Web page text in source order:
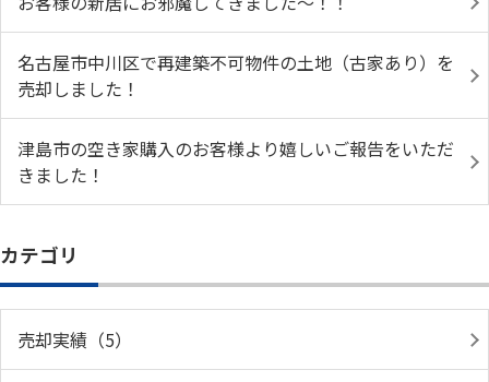
名古屋市中川区で再建築不可物件の土地（古家あり）を
売却しました！
津島市の空き家購入のお客様より嬉しいご報告をいただ
きました！
カテゴリ
売却実績（5）